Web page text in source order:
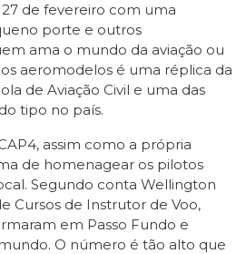
de fevereiro com uma
porte e outros
ama o mundo da aviação ou
aeromodelos é uma réplica da
de Aviação Civil e uma das
tipo no país.
assim como a própria
de homenagear os pilotos
Segundo conta Wellington
Cursos de Instrutor de Voo,
em Passo Fundo e
O número é tão alto que